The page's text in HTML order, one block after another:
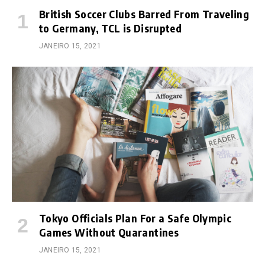
British Soccer Clubs Barred From Traveling
to Germany, TCL is Disrupted
JANEIRO 15, 2021
Tokyo Officials Plan For a Safe Olympic
Games Without Quarantines
JANEIRO 15, 2021